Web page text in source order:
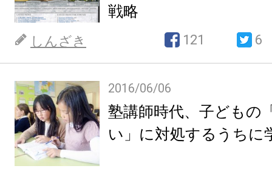
戦略
しんざき 121 6
2016/06/06
塾講師時代、子どもの
い」に対処するうちに